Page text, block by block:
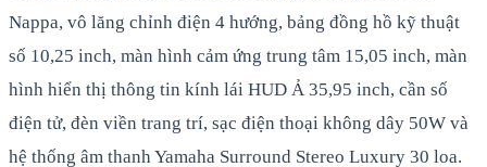
Nappa, vô lăng chỉnh điện 4 hướng, bảng đồng hồ kỹ thuật
số 10,25 inch, màn hình cảm ứng trung tâm 15,05 inch, màn
hình hiển thị thông tin kính lái HUD Ả 35,95 inch, cần số
điện tử, đèn viền trang trí, sạc điện thoại không dây 50W và
hệ thống âm thanh Yamaha Surround Stereo Luxury 30 loa.